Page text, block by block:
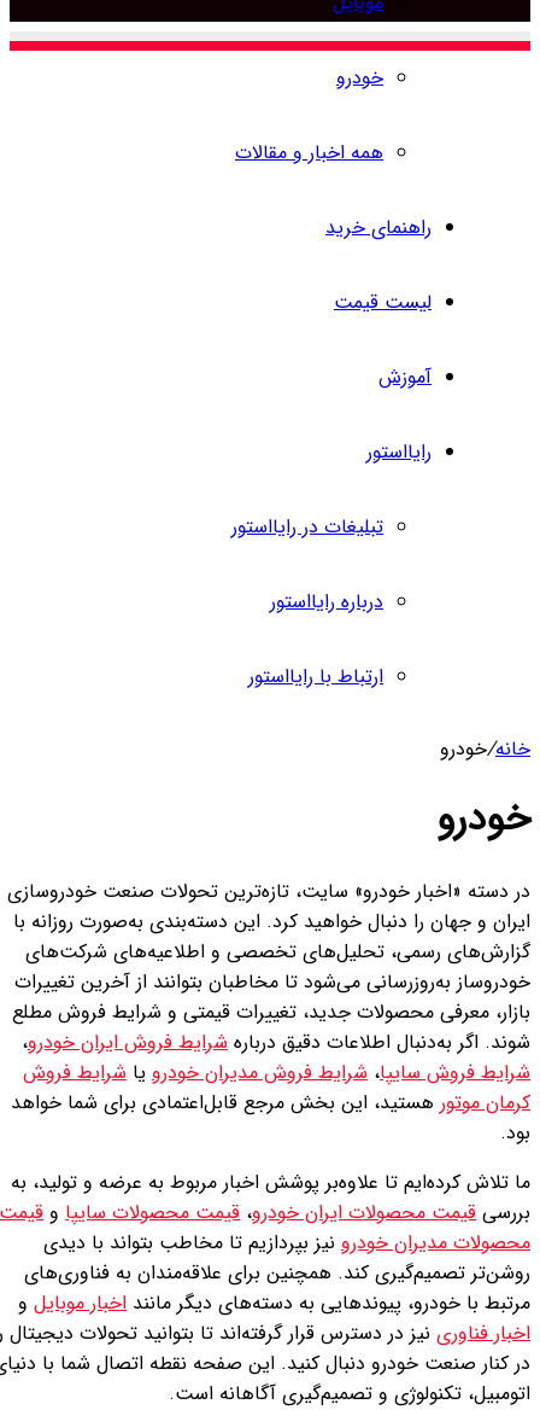
خودرو
همه اخبار و مقالات
راهنمای خرید
لیست قیمت
آموزش
رایااستور
تبلیغات در رایااستور
درباره رایااستور
ارتباط با رایااستور
برای
/خودرو
دسته «اخبار خودرو» سایت، تازه‌ترین تحولات صنعت خودروسازی
و جهان را دنبال خواهید کرد. این دسته‌بندی به‌صورت روزانه با
رسمی، تحلیل‌های تخصصی و اطلاعیه‌های شرکت‌های
به‌روزرسانی می‌شود تا مخاطبان بتوانند از آخرین تغییرات
معرفی محصولات جدید، تغییرات قیمتی و شرایط فروش مطلع
اگر به‌دنبال اطلاعات دقیق دربارهشرایط فروش ایران خودرو،
فروش سایپا،شرایط فروش مدیران خودرویا شرایط فروش
موتورهستید، این بخش مرجع قابل‌اعتمادی برای شما خواهد
تلاش کرده‌ایم تا علاوه‌بر پوشش اخبار مربوط به عرضه و تولید، به
قیمت محصولات ایران خودرو،قیمت محصولات سایپاو قیمت
مدیران خودرونیز بپردازیم تا مخاطب بتواند با دیدی
تصمیم‌گیری کند. همچنین برای علاقه‌مندان به فناوری‌های
با خودرو، پیوندهایی به دسته‌های دیگر ماننداخبار موبایلو
فناورینیز در دسترس قرار گرفته‌اند تا بتوانید تحولات دیجیتال را
کنار صنعت خودرو دنبال کنید. این صفحه نقطه اتصال شما با دنیای
تکنولوژی و تصمیم‌گیری آگاهانه است.